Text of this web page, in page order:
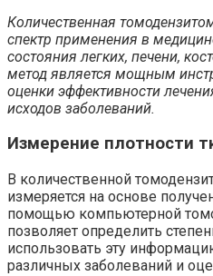
Количественная
спектр применения в
состояния легких, печени,
метод является мощным
оценки эффективности
исходов заболеваний.
Измерение плотности
В количественной
измеряется на основе
помощью компьютерной
позволяет определить
использовать эту
различных заболеваний и